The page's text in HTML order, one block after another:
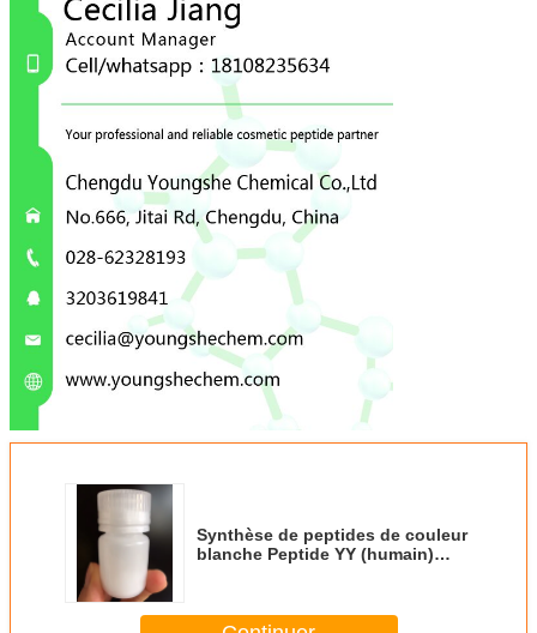
Synthèse de peptides de couleur
blanche Peptide YY (humain)